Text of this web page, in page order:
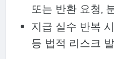
또는 반환 요청,
지급 실수 반복
등 법적 리스크